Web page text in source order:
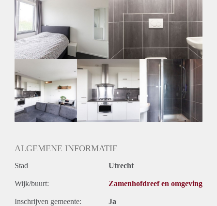
Mogelijk
Inkomen eis
2,7 X Maandhuur Bruto
Huurtermijn
Onbepaalde termijn
Oplevering
Gestoffeerd
ALGEMENE INFORMATIE
Stad Utrecht
Wijk/buurt: Zamenhofdreef en omgeving
Inschrijven gemeente: Ja